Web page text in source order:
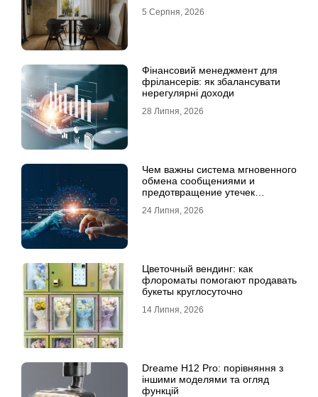
5 Серпня, 2026
Фінансовий менеджмент для
фрілансерів: як збалансувати
нерегулярні доходи
28 Липня, 2026
Чем важны система мгновенного
обмена сообщениями и
предотвращение утечек
24 Липня, 2026
Цветочный вендинг: как
флороматы помогают продавать
букеты круглосуточно
14 Липня, 2026
Dreame H12 Pro: порівняння з
іншими моделями та огляд
функцій